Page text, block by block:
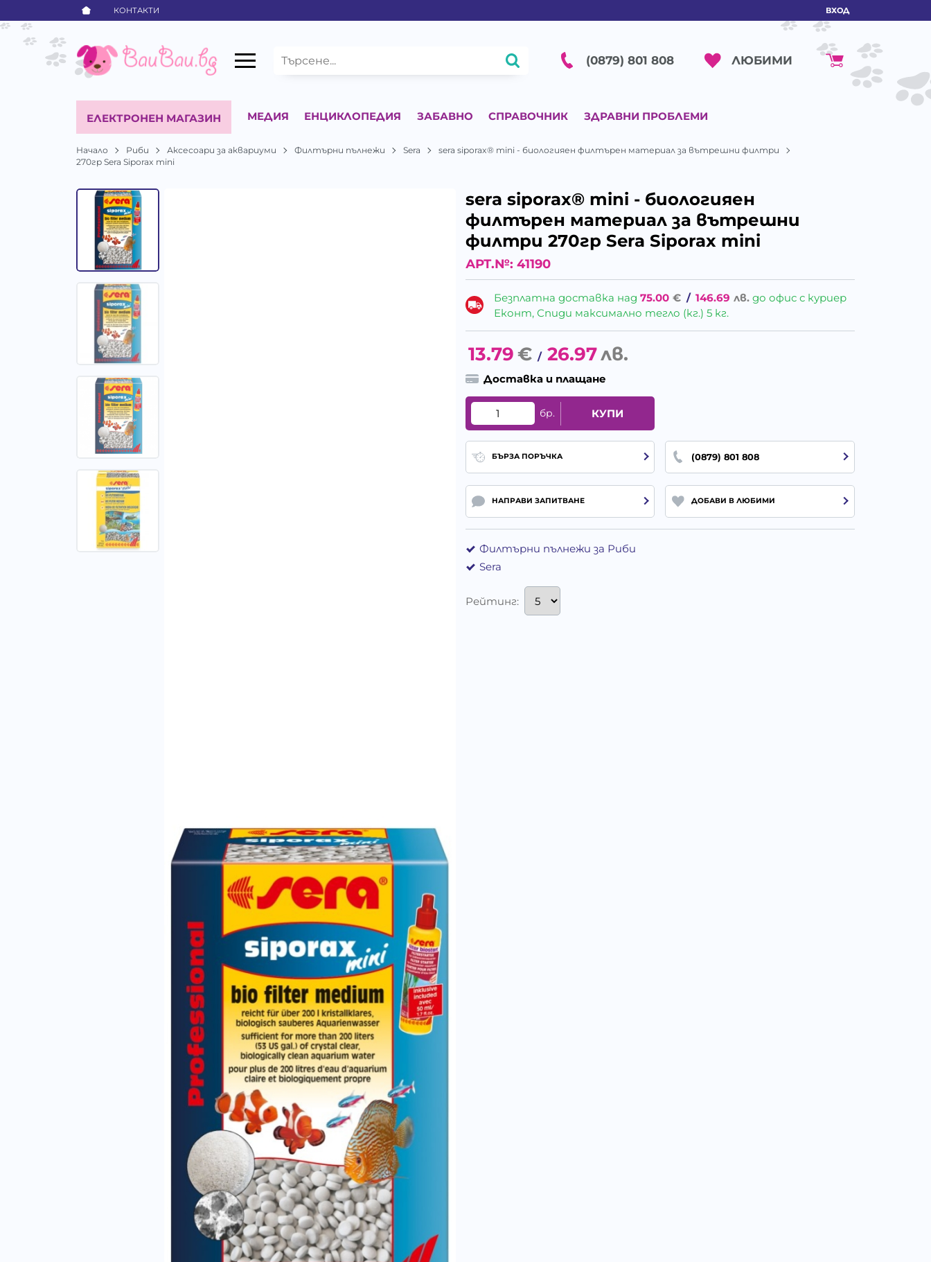
КОНТАКТИ ВХОД
(0879) 801 808 ЛЮБИМИ
ЕЛЕКТРОНЕН МАГАЗИН МЕДИЯ ЕНЦИКЛОПЕДИЯ ЗАБАВНО СПРАВОЧНИК ЗДРАВНИ ПРОБЛЕМИ
Начало Риби Аксесоари за аквариуми Филтърни пълнежи Sera
sera siporax® mini - биологияен филтърен материал за вътрешни филтри
270гр Sera Siporax mini
sera siporax® mini - биологияен
филтърен материал за вътрешни
филтри 270гр Sera Siporax mini
АРТ.№: 41190
Безплатна доставка над75.00 € / 146.69 лв. до офис с куриер
Еконт, Спиди максимално тегло (кг.) 5 кг.
13.79€ / 26.97лв.
Доставка и плащане
бр. КУПИ
БЪРЗА ПОРЪЧКА (0879) 801 808
НАПРАВИ ЗАПИТВАНЕ ДОБАВИ В ЛЮБИМИ
Филтърни пълнежи за Риби
Sera
Рейтинг: